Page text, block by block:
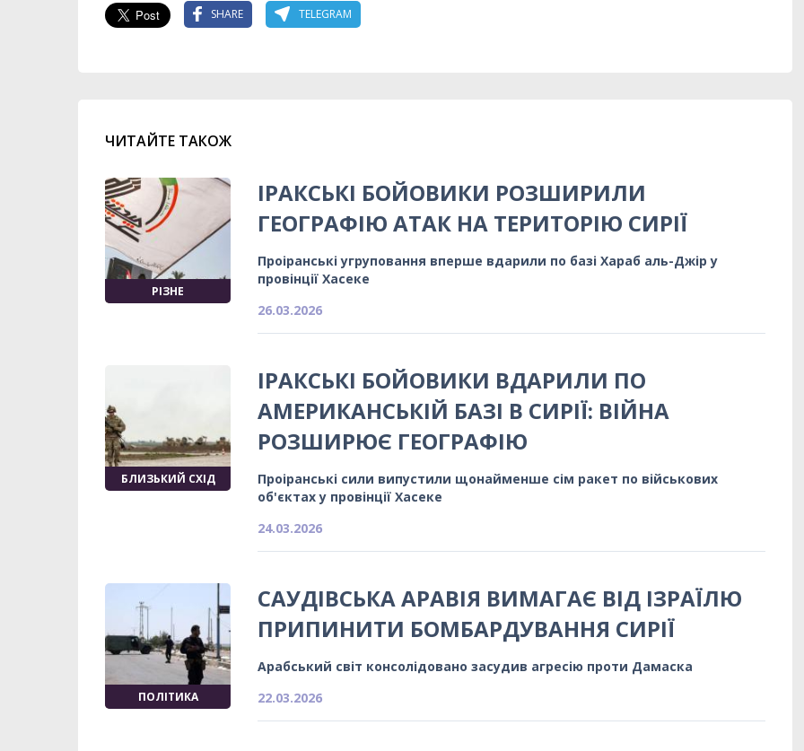
SHARE TELEGRAM
ЧИТАЙТЕ ТАКОЖ
РІЗНЕ
ІРАКСЬКІ БОЙОВИКИ РОЗШИРИЛИ
ГЕОГРАФІЮ АТАК НА ТЕРИТОРІЮ СИРІЇ
Проіранські угруповання вперше вдарили по базі Хараб аль-Джір у
провінції Хасеке
26.03.2026
БЛИЗЬКИЙ СХІД
ІРАКСЬКІ БОЙОВИКИ ВДАРИЛИ ПО
АМЕРИКАНСЬКІЙ БАЗІ В СИРІЇ: ВІЙНА
РОЗШИРЮЄ ГЕОГРАФІЮ
Проіранські сили випустили щонайменше сім ракет по військових
об'єктах у провінції Хасеке
24.03.2026
ПОЛІТИКА
САУДІВСЬКА АРАВІЯ ВИМАГАЄ ВІД ІЗРАЇЛЮ
ПРИПИНИТИ БОМБАРДУВАННЯ СИРІЇ
Арабський світ консолідовано засудив агресію проти Дамаска
22.03.2026